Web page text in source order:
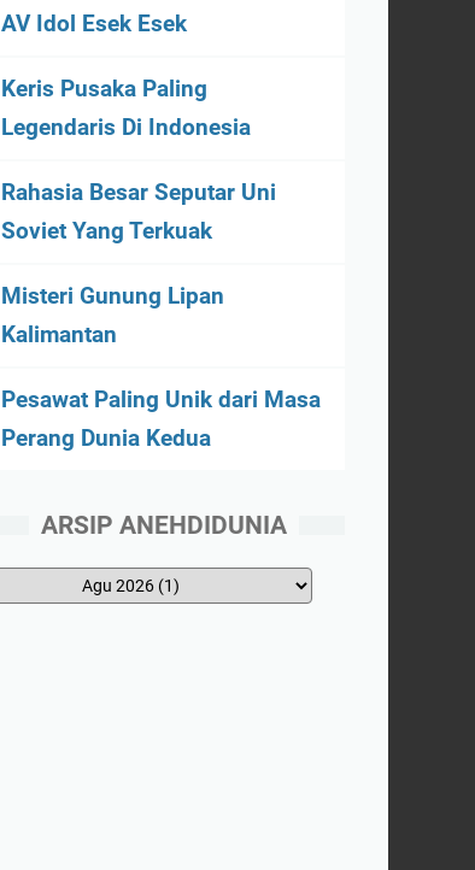
AV Idol Esek Esek
Keris Pusaka Paling
Legendaris Di Indonesia
Rahasia Besar Seputar Uni
Soviet Yang Terkuak
Misteri Gunung Lipan
Kalimantan
Pesawat Paling Unik dari Masa
Perang Dunia Kedua
ARSIP ANEHDIDUNIA